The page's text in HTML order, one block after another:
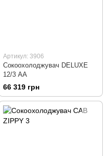
Артикул: 3906
Сокоохолоджувач DELUXE
12/3 АА
66 319 грн